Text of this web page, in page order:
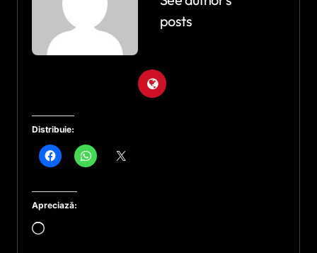
posts
Distribuie:
Apreciază:
Încarc...